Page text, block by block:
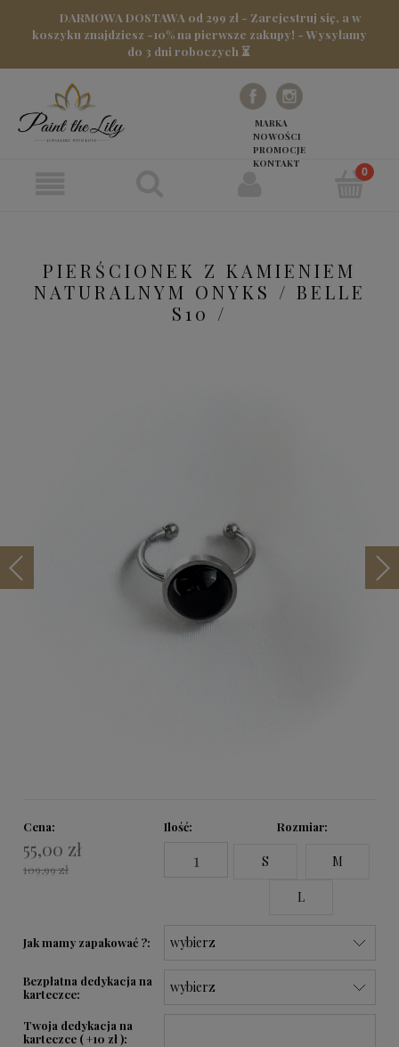
DARMOWA DOSTAWA od 299 zł - Zarejestruj się, a w
koszyku znajdziesz -10% na pierwsze zakupy! - Wysyłamy
do 3 dni roboczych ⏳
MARKA
NOWOŚCI
PROMOCJE
KONTAKT
PIERŚCIONEK Z KAMIENIEM
NATURALNYM ONYKS / BELLE
S10 /
Cena:
55,00 zł
109,99 zł
Ilość Rozmiar:
S M
L
Jak mamy zapakować ?:
Bezpłatna dedykacja na
karteczce:
Twoja dedykacja na
karteczce ( +10 zł ):